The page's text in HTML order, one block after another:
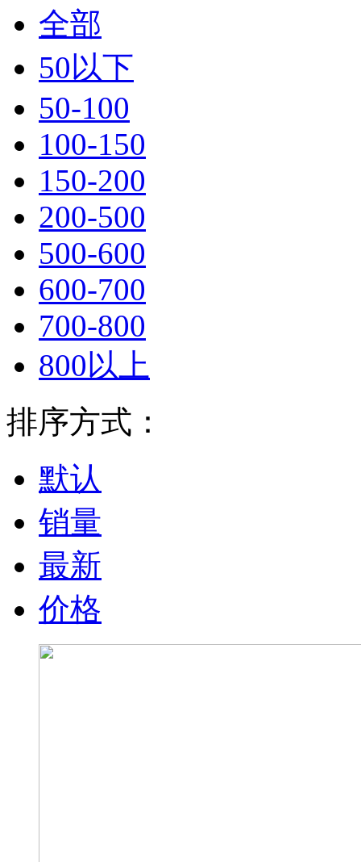
全部
50以下
50-100
100-150
150-200
200-500
500-600
600-700
700-800
800以上
排序方式：
默认
销量
最新
价格